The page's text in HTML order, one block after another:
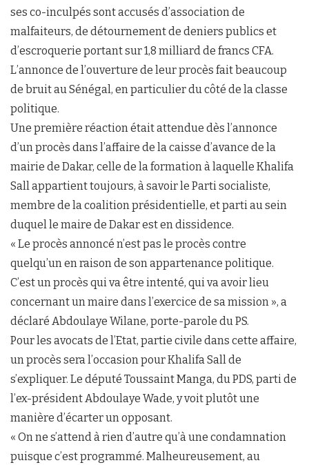
ses co-inculpés sont accusés d’association de
malfaiteurs, de détournement de deniers publics et
d’escroquerie portant sur 1,8 milliard de francs CFA.
L’annonce de l’ouverture de leur procès fait beaucoup
de bruit au Sénégal, en particulier du côté de la classe
politique.
Une première réaction était attendue dès l’annonce
d’un procès dans l’affaire de la caisse d’avance de la
mairie de Dakar, celle de la formation à laquelle Khalifa
Sall appartient toujours, à savoir le Parti socialiste,
membre de la coalition présidentielle, et parti au sein
duquel le maire de Dakar est en dissidence.
« Le procès annoncé n’est pas le procès contre
quelqu’un en raison de son appartenance politique.
C’est un procès qui va être intenté, qui va avoir lieu
concernant un maire dans l’exercice de sa mission », a
déclaré Abdoulaye Wilane, porte-parole du PS.
Pour les avocats de l’Etat, partie civile dans cette affaire,
un procès sera l’occasion pour Khalifa Sall de
s’expliquer. Le député Toussaint Manga, du PDS, parti de
l’ex-président Abdoulaye Wade, y voit plutôt une
manière d’écarter un opposant.
« On ne s’attend à rien d’autre qu’à une condamnation
puisque c’est programmé. Malheureusement, au